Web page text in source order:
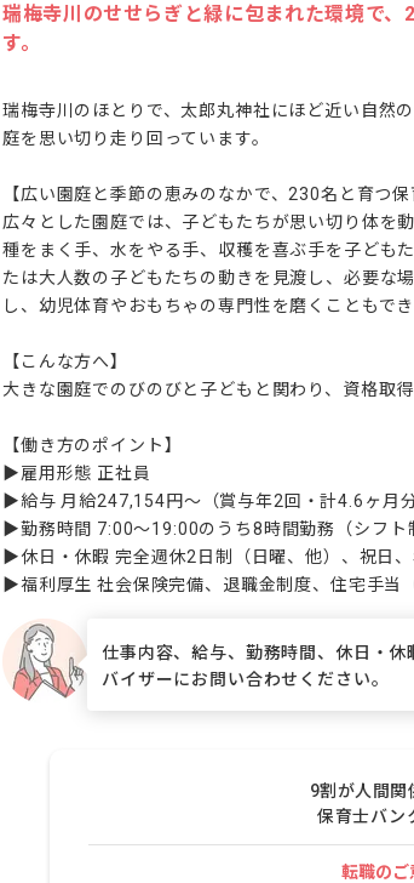
瑞梅寺川のせせらぎと緑に包まれた環境で
す。
瑞梅寺川のほとりで、太郎丸神社にほど近い自然
庭を思い切り走り回っています。
【広い園庭と季節の恵みのなかで、230名と育つ保
広々とした園庭では、子どもたちが思い切り体を
種をまく手、水をやる手、収穫を喜ぶ手を子ども
たは大人数の子どもたちの動きを見渡し、必要な
し、幼児体育やおもちゃの専門性を磨くこともでき
【こんな方へ】
大きな園庭でのびのびと子どもと関わり、資格取
【働き方のポイント】
▶雇用形態 正社員
▶給与 月給247,154円〜（賞与年2回・計4.6ヶ月
▶勤務時間 7:00〜19:00のうち8時間勤務（シフト
▶休日・休暇 完全週休2日制（日曜、他）、祝日
▶福利厚生 社会保険完備、退職金制度、住宅手
仕事内容、給与、勤務時間、休日・
バイザーにお問い合わせください。
9割が人間関
保育士バン
転職のご